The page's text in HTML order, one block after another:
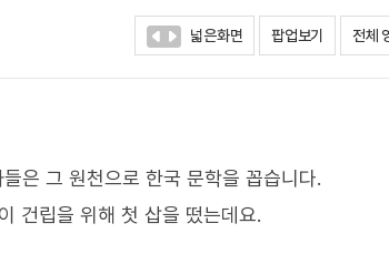
넓은화면 팝업보기 전체
은 그 원천으로 한국 문학을 꼽습니다.
건립을 위해 첫 삽을 떴는데요.